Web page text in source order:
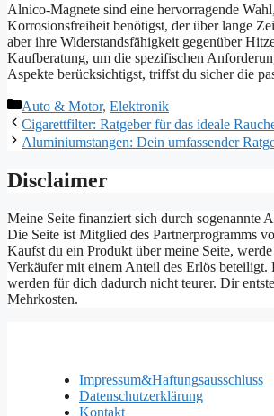
Alnico-Magnete sind eine hervorragende
Korrosionsfreiheit benötigst, der über lange
aber ihre Widerstandsfähigkeit gegenüber
Kaufberatung, um die spezifischen
Aspekte berücksichtigst, triffst du sicher die
Kategorien
Auto & Motor, Elektronik
Cigarettfilter: Ratgeber für das ideale
Aluminiumstangen: Dein umfassender
Disclaimer
Meine Seite finanziert sich durch sogenannte
Die Seite ist Mitglied des Partnerprogramms
Kaufst du ein Produkt über meine Seite,
Verkäufer mit einem Anteil des Erlös beteiligt.
werden für dich dadurch nicht teurer. Dir
Mehrkosten.
Impressum&Haftungsausschluss
Datenschutzerklärung
Kontakt